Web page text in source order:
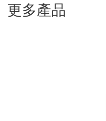
更多產品